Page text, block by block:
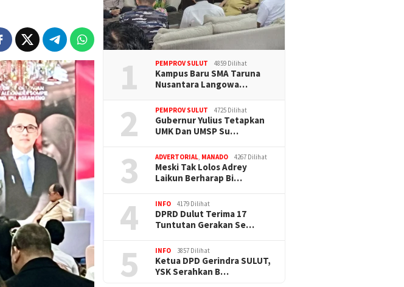
1 PEMPROV SULUT 4859 Dilihat
Kampus Baru SMA Taruna
Nusantara Langowa…
2 PEMPROV SULUT 4725 Dilihat
Gubernur Yulius Tetapkan
UMK Dan UMSP Su…
3 ADVERTORIAL MANADO 4267 Dilihat
Meski Tak Lolos Adrey
Laikun Berharap Bi…
4 INFO 4179 Dilihat
DPRD Dulut Terima 17
Tuntutan Gerakan Se…
5 INFO 3857 Dilihat
Ketua DPD Gerindra SULUT,
YSK Serahkan B…